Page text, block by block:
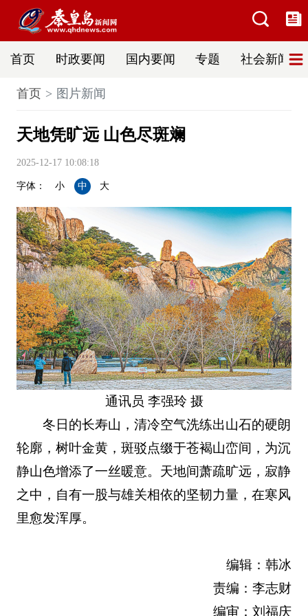
首页 时政要闻 国内要闻 专题 社会新闻
首页 图片新闻
天地凭旷远 山色尽斑斓
2025-12-17 10:08:18
字体： 小 中 大
通讯员 李强玲 摄
冬日的长寿山，清冷空气洗练出山石的硬朗
轮廓，树叶金黄，斑驳点缀于苍褐山峦间，为沉
静山色增添了一丝暖意。天地间萧疏旷远，寂静
之中，自有一股与雄关相依的坚韧力量，在寒风
里愈发浑厚。
编辑：韩冰
责编：李志财
编审：刘福庆